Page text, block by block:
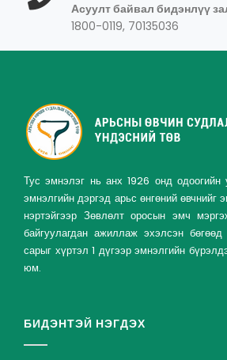
Асуулт байвал бидэнлүү
1800-0119, 70135036
Тус эмнэлэг нь анх 1926 онд одоогийн
эмнэлгийн дэргэд арьс өнгөний өвчнийг
нэртэйгээр Зөвлөлт оросын эмч
байгуулагдан ажиллаж эхэлсэн
сарыг хүртэл 1 дүгээр эмнэлгийн
юм.
БИДЭНТЭЙ НЭГДЭХ